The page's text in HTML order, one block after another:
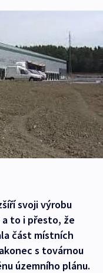
svoji výrobu
a to i přesto, že
část místních
s továrnou
územního plánu.